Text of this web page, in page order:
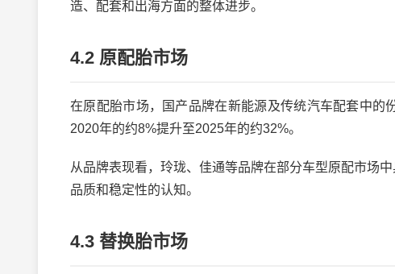
造、配套和出海方面的整体进步。
4.2 原配胎市场
在原配胎市场，国产品牌在新能源及传统汽车配套中的
2020年的约8%提升至2025年的约32%。
从品牌表现看，玲珑、佳通等品牌在部分车型原配市场
品质和稳定性的认知。
4.3 替换胎市场